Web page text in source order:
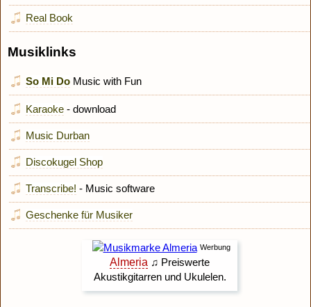
Real Book
Musiklinks
So Mi Do Music with Fun
Karaoke - download
Music Durban
Discokugel Shop
Transcribe! - Music software
Geschenke für Musiker